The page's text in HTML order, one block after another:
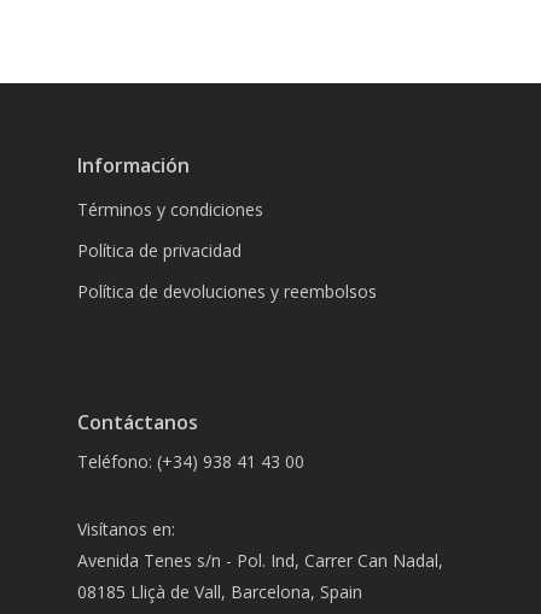
Información
Términos y condiciones
Política de privacidad
Política de devoluciones y reembolsos
Contáctanos
Teléfono: (+34) 938 41 43 00
Visítanos en:
Avenida Tenes s/n - Pol. Ind, Carrer Can Nadal,
08185 Lliçà de Vall, Barcelona, Spain